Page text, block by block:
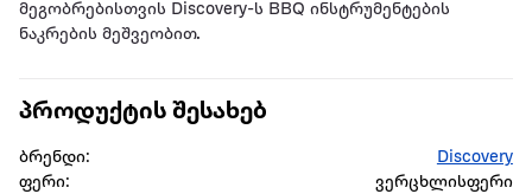
მეგობრებისთვის Discovery-ს BBQ ინსტრუმენტების
ნაკრების მეშვეობით.
პროდუქტის შესახებ
ბრენდი:
Discovery
ფერი:
ვერცხლისფერი